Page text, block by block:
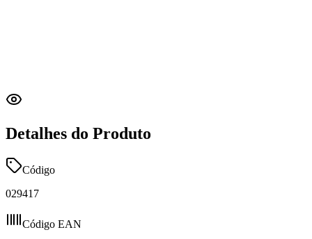
Detalhes do Produto
Código
029417
Código EAN